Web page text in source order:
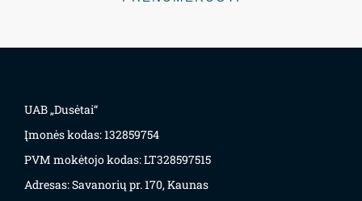
UAB „Dusėtai“
Įmonės kodas: 132859754
PVM mokėtojo kodas: LT328597515
Adresas: Savanorių pr. 170, Kaunas